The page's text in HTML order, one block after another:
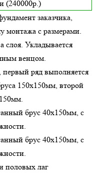
(240000р.)
заказчика,
монтажа с размерами.
слоя. Укладывается
венцом.
, первый ряд выполняется
150х150мм, второй
брус 40х150мм, с
.
брус 40х150мм, с
.
половых лаг